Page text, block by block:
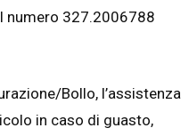
numero 327.2006788
Bollo, l’assistenza
in caso di guasto,